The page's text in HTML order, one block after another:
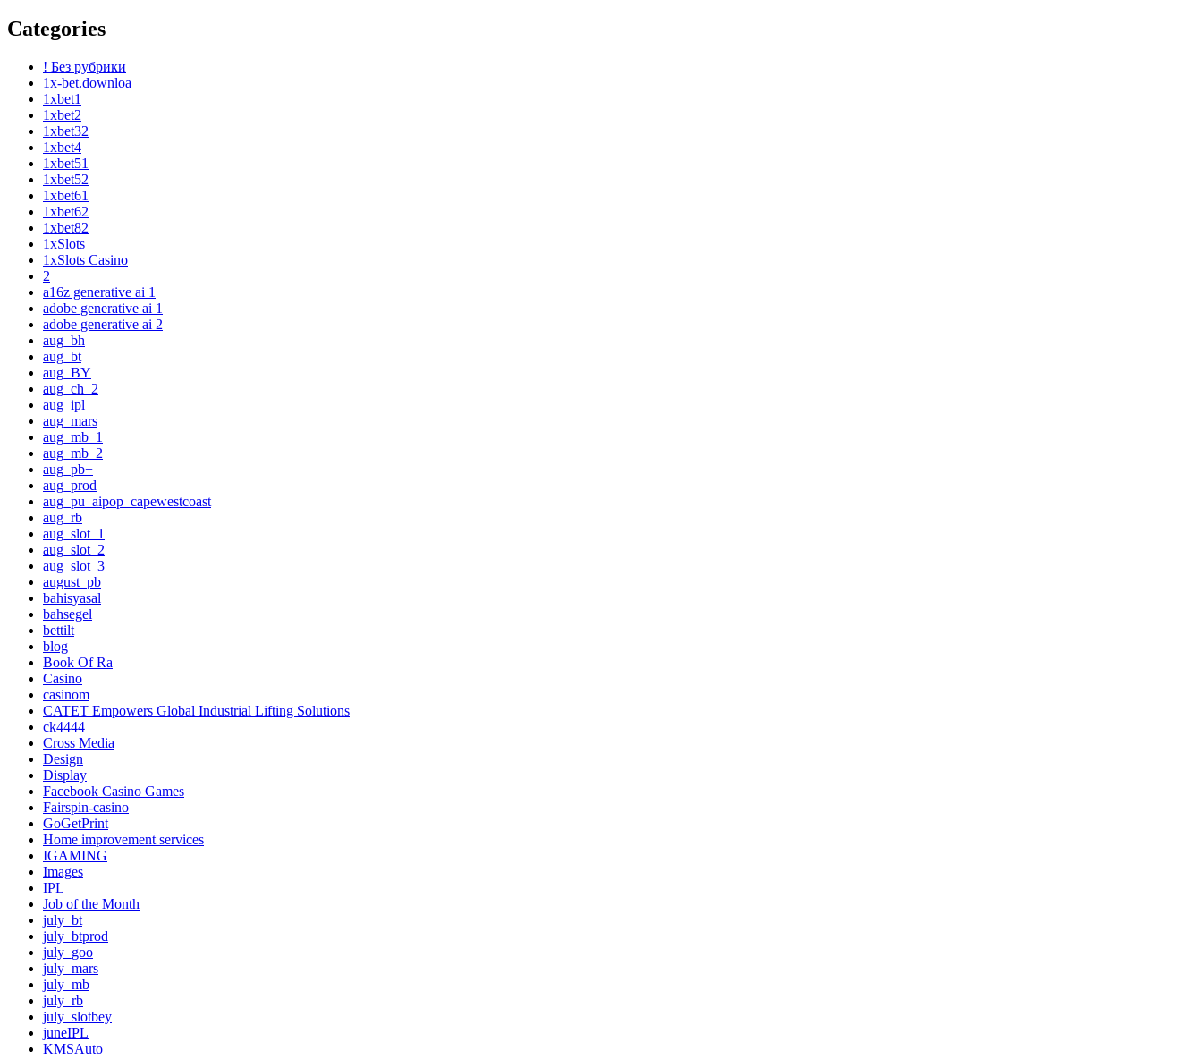
Categories
! Без рубрики
1x-bet.downloa
1xbet1
1xbet2
1xbet32
1xbet4
1xbet51
1xbet52
1xbet61
1xbet62
1xbet82
1xSlots
1xSlots Casino
2
a16z generative ai 1
adobe generative ai 1
adobe generative ai 2
aug_bh
aug_bt
aug_BY
aug_ch_2
aug_ipl
aug_mars
aug_mb_1
aug_mb_2
aug_pb+
aug_prod
aug_pu_aipop_capewestcoast
aug_rb
aug_slot_1
aug_slot_2
aug_slot_3
august_pb
bahisyasal
bahsegel
bettilt
blog
Book Of Ra
Casino
casinom
CATET Empowers Global Industrial Lifting Solutions
ck4444
Cross Media
Design
Display
Facebook Casino Games
Fairspin-casino
GoGetPrint
Home improvement services
IGAMING
Images
IPL
Job of the Month
july_bt
july_btprod
july_goo
july_mars
july_mb
july_rb
july_slotbey
juneIPL
KMSAuto